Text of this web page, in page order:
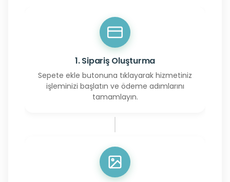
1. Sipariş Oluşturma
Sepete ekle butonuna tıklayarak hizmetiniz
işleminizi başlatın ve ödeme adımlarını
tamamlayın.